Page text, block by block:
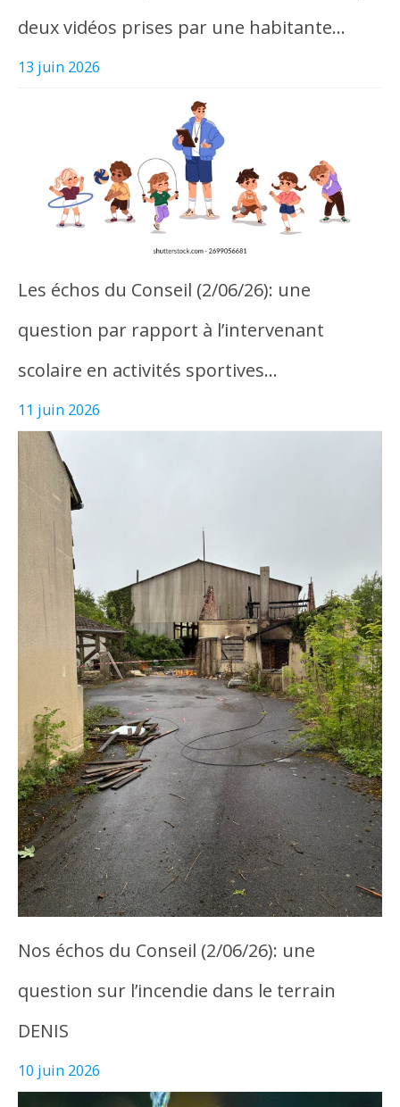
deux vidéos prises par une habitante…
13 juin 2026
Les échos du Conseil (2/06/26): une
question par rapport à l’intervenant
scolaire en activités sportives…
11 juin 2026
Nos échos du Conseil (2/06/26): une
question sur l’incendie dans le terrain
DENIS
10 juin 2026